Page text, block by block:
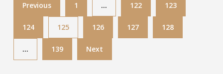
Previous 1 … 122 123
124 125 126 127 128
… 139 Next